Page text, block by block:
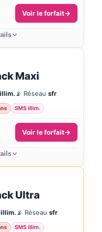
Voir le forfait
Maxi
📡 Réseau sfr
SMS illim.
Voir le forfait
Ultra
📡 Réseau sfr
SMS illim.